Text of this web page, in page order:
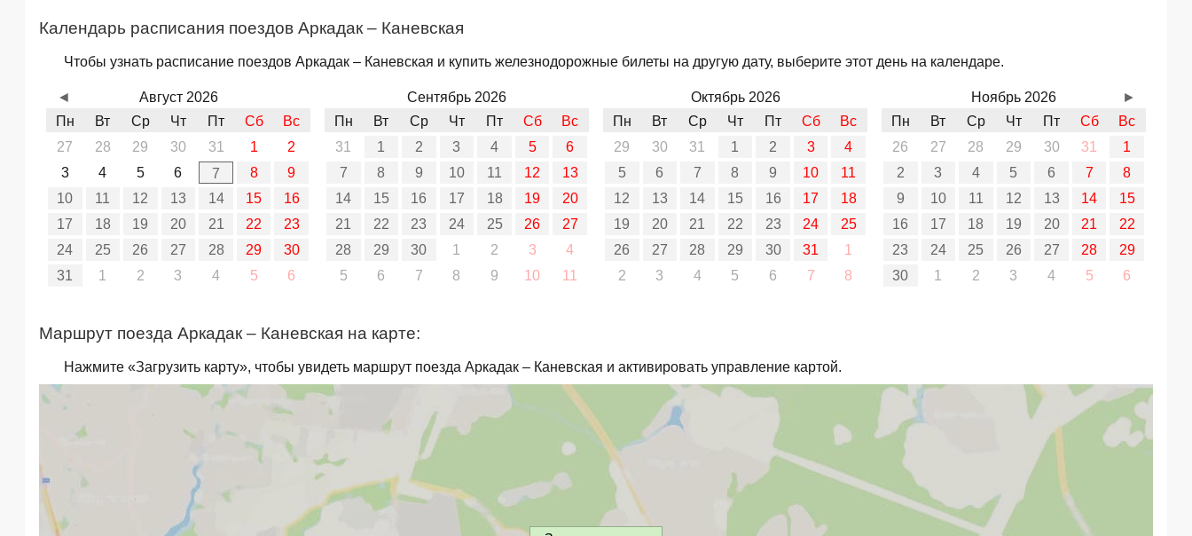
Календарь расписания поездов Аркадак – Каневская
Чтобы узнать расписание поездов Аркадак – Каневская и купить железнодорожные билеты на другую дату, выберите этот день на календаре.
Август 2026
Пн
Вт Ср Чт Пт Сб
Вс
27
28 29 30 31 1
2
3
4 5 6 7 8
9
10
11 12 13 14 15
16
17
18 19 20 21 22
23
24
25 26 27 28 29
30
31
1 2 3 4 5 6
Сентябрь 2026
Пн
Вт Ср Чт Пт Сб
Вс
31
1 2 3 4 5
6
7
8 9 10 11 12
13
14
15 16 17 18 19
20
21
22 23 24 25 26
27
28
29 30 1 2 3
4
5
6 7 8 9 10 11
Октябрь 2026
Пн
Вт Ср Чт Пт Сб
Вс
29
30 31 1 2 3
4
5
6 7 8 9 10
11
12
13 14 15 16 17
18
19
20 21 22 23 24
25
26
27 28 29 30 31
1
2
3 4 5 6 7 8
Ноябрь 2026
Пн
Вт Ср Чт Пт Сб
Вс
26
27 28 29 30 31
1
2
3 4 5 6 7
8
9
10 11 12 13 14
15
16
17 18 19 20 21
22
23
24 25 26 27 28
29
30
1 2 3 4 5 6
◄ ►
Маршрут поезда Аркадак – Каневская на карте:
Нажмите «Загрузить карту», чтобы увидеть маршрут поезда Аркадак – Каневская и активировать управление картой.